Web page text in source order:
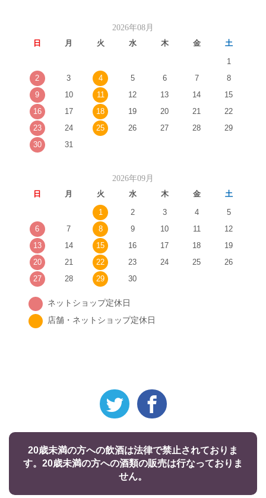
2026年08月
日
月 火 水 木 金 土
1
2
3 4 5 6 7
8
9
10 11 12 13 14
15
16
17 18 19 20 21
22
23
24 25 26 27 28
29
30
31
2026年09月
日
月 火 水 木 金 土
1 2 3 4
5
6
7 8 9 10 11
12
13
14 15 16 17 18
19
20
21 22 23 24 25
26
27
28 29 30
ネットショップ定休日
店舗・ネットショップ定休日
20歳未満の方への飲酒は法律で禁止されておりま
す。20歳未満の方への酒類の販売は行なっておりま
せん。